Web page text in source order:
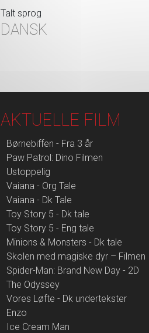
Talt sprog
DANSK
AKTUELLE FILM
Børnebiffen - Fra 3 år
Paw Patrol: Dino Filmen
Ustoppelig
Vaiana - Org Tale
Vaiana - Dk Tale
Toy Story 5 - Dk tale
Toy Story 5 - Eng tale
Minions & Monsters - Dk tale
Skolen med magiske dyr – Filmen
Spider-Man: Brand New Day - 2D
The Odyssey
Vores Løfte - Dk undertekster
Enzo
Ice Cream Man